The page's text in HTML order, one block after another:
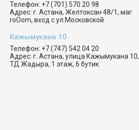
Телефон: +7 (701) 570 20 98
Адрес: г. Астана, Желтоксан 48/1, маг.
roOom, вход с ул.Московской
Кажымукана 10
Телефон: +7 (747) 542 04 20
Адрес: г. Астана, улица Кажымукана 10,
ТД Жадыра, 1 этаж, 6 бутик